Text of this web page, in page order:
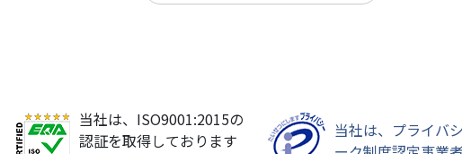
当社は、ISO9001:2015の
認証を取得しております
当社は、プライバ